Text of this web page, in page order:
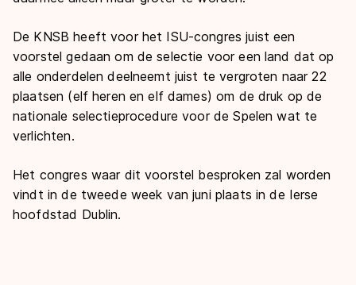
De KNSB heeft voor het ISU-congres juist een
voorstel gedaan om de selectie voor een land dat op
alle onderdelen deelneemt juist te vergroten naar 22
plaatsen (elf heren en elf dames) om de druk op de
nationale selectieprocedure voor de Spelen wat te
verlichten.
Het congres waar dit voorstel besproken zal worden
vindt in de tweede week van juni plaats in de Ierse
hoofdstad Dublin.